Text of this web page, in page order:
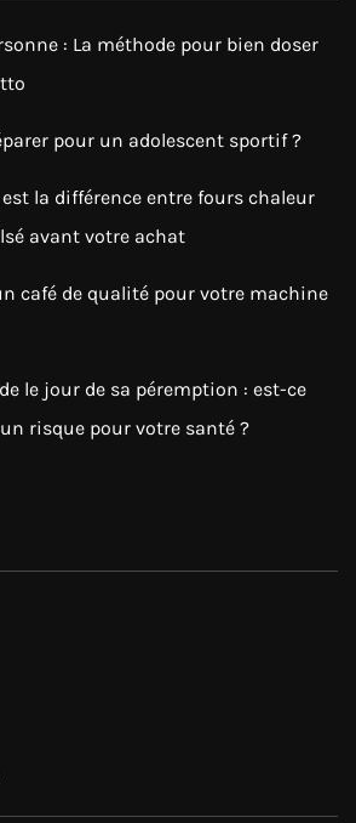
: La méthode pour bien doser
pour un adolescent sportif ?
la différence entre fours chaleur
avant votre achat
café de qualité pour votre machine
le jour de sa péremption : est-ce
risque pour votre santé ?